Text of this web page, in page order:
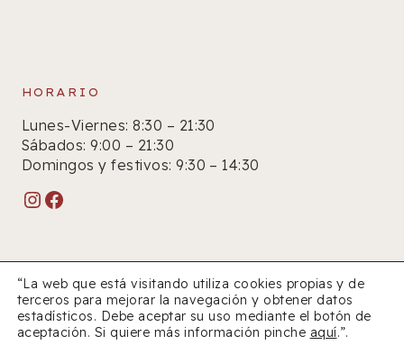
HORARIO
Lunes-Viernes: 8:30 – 21:30
Sábados: 9:00 – 21:30
Domingos y festivos: 9:30 – 14:30
Instagram
Facebook
© 2026 Farmacia Sanchís
“La web que está visitando utiliza cookies propias y de
terceros para mejorar la navegación y obtener datos
estadísticos. Debe aceptar su uso mediante el botón de
aceptación. Si quiere más información pinche aquí.”.